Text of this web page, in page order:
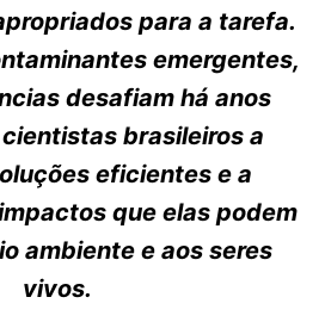
para a tarefa.
emergentes,
desafiam há anos
brasileiros a
eficientes e a
que elas podem
ambiente e aos seres
vivos.